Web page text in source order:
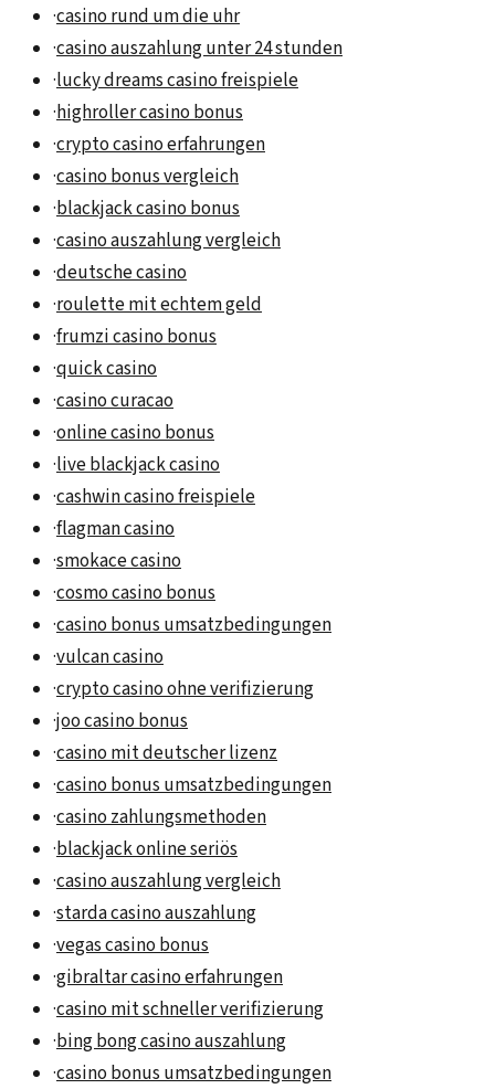
·casino rund um die uhr
·casino auszahlung unter 24 stunden
·lucky dreams casino freispiele
·highroller casino bonus
·crypto casino erfahrungen
·casino bonus vergleich
·blackjack casino bonus
·casino auszahlung vergleich
·deutsche casino
·roulette mit echtem geld
·frumzi casino bonus
·quick casino
·casino curacao
·online casino bonus
·live blackjack casino
·cashwin casino freispiele
·flagman casino
·smokace casino
·cosmo casino bonus
·casino bonus umsatzbedingungen
·vulcan casino
·crypto casino ohne verifizierung
·joo casino bonus
·casino mit deutscher lizenz
·casino bonus umsatzbedingungen
·casino zahlungsmethoden
·blackjack online seriös
·casino auszahlung vergleich
·starda casino auszahlung
·vegas casino bonus
·gibraltar casino erfahrungen
·casino mit schneller verifizierung
·bing bong casino auszahlung
·casino bonus umsatzbedingungen